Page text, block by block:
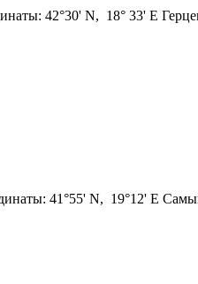
42°30' N, 18° 33' E
41°55' N, 19°12' E